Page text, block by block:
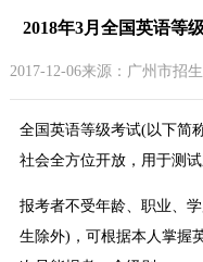
2018年3月全国英语等
2017-12-06来源：广州市招
全国英语等级考试(以下简
社会全方位开放，用于测
报考者不受年龄、职业、
生除外)，可根据本人掌握